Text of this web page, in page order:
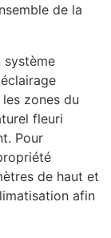
de la
système
zones du
fleuri
Pour
de haut et
afin